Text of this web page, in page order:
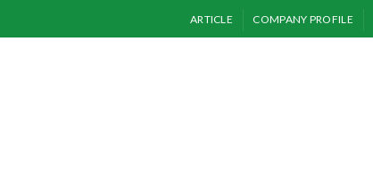
ARTICLE COMPANY PROFILE